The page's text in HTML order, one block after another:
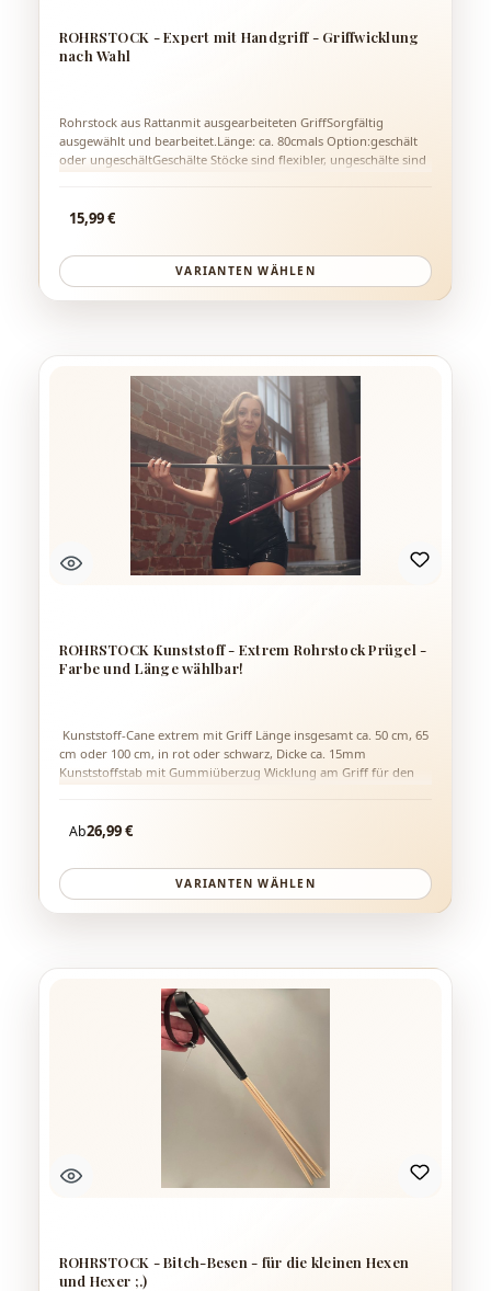
ROHRSTOCK - Expert mit Handgriff - Griffwicklung
nach Wahl
Rohrstock aus Rattanmit ausgearbeiteten GriffSorgfältig
ausgewählt und bearbeitet.Länge: ca. 80cmals Option:geschält
oder ungeschältGeschälte Stöcke sind flexibler, ungeschälte sind
15,99 €
VARIANTEN WÄHLEN
ROHRSTOCK Kunststoff - Extrem Rohrstock Prügel -
Farbe und Länge wählbar!
Kunststoff-Cane extrem mit Griff Länge insgesamt ca. 50 cm, 65
cm oder 100 cm, in rot oder schwarz, Dicke ca. 15mm
Kunststoffstab mit Gummiüberzug Wicklung am Griff für den
tut weh...natürlich je nach Schlagstärke!
Ab26,99 €
VARIANTEN WÄHLEN
ROHRSTOCK - Bitch-Besen - für die kleinen Hexen
und Hexer ;.)